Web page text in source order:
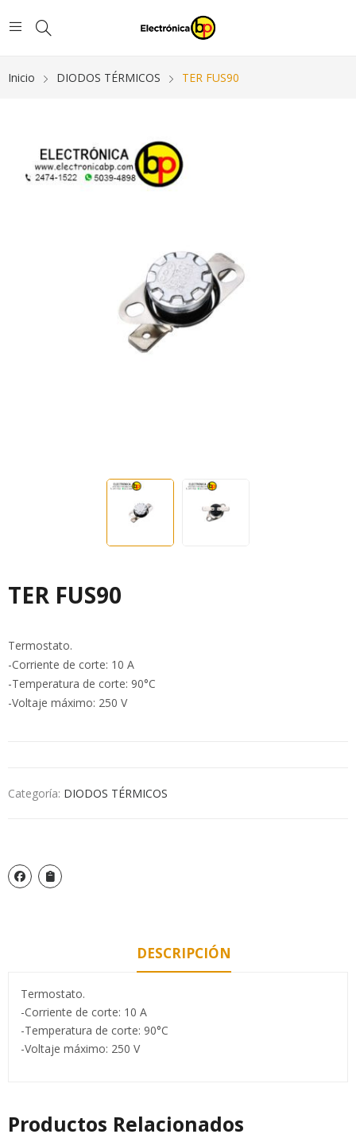
Inicio DIODOS TÉRMICOS TER FUS90
TER FUS90
Termostato.
-Corriente de corte: 10 A
-Temperatura de corte: 90°C
-Voltaje máximo: 250 V
Categoría: DIODOS TÉRMICOS
DESCRIPCIÓN
Termostato.
-Corriente de corte: 10 A
-Temperatura de corte: 90°C
-Voltaje máximo: 250 V
Productos Relacionados